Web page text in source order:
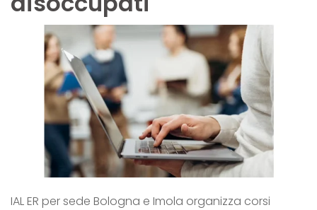
IAL ER per sede Bologna e Imola organizza corsi